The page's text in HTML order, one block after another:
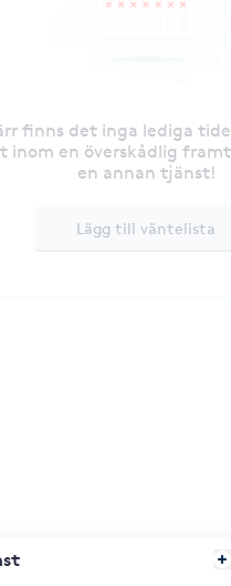
finns det inga lediga
inom en överskådlig
en annan tjänst!
Lägg till väntelista